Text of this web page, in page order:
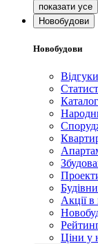
Новобудови
Новобудови
Акції
Ціни у